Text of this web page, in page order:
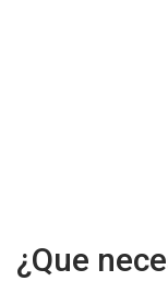
¿Que